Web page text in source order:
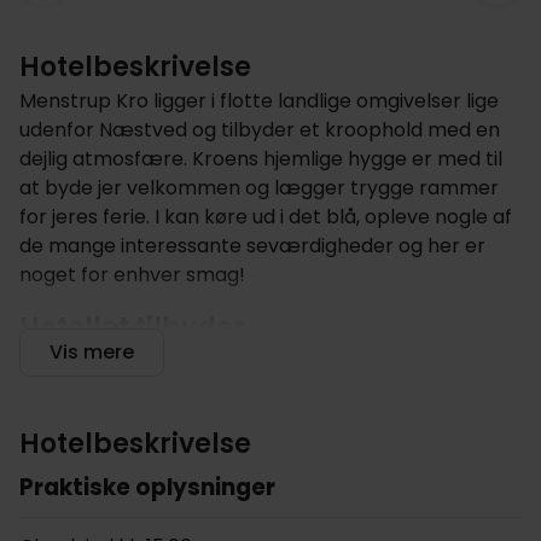
Hotelbeskrivelse
Menstrup Kro ligger i flotte landlige omgivelser lige
udenfor Næstved og tilbyder et kroophold med en
dejlig atmosfære. Kroens hjemlige hygge er med til
at byde jer velkommen og lægger trygge rammer
for jeres ferie. I kan køre ud i det blå, opleve nogle af
de mange interessante seværdigheder og her er
noget for enhver smag!
Hotellet tilbyder flere forskellige former for
desuden mulighed for, at leje cykler på hotellet. Her
kan I tage på oplevelse i de nærliggende omgivelser.
Vis mere
Hotelbeskrivelse
Praktiske oplysninger